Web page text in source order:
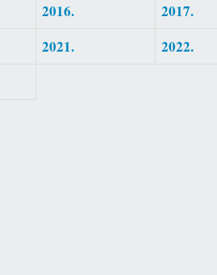
2016. 2017.
2021. 2022.